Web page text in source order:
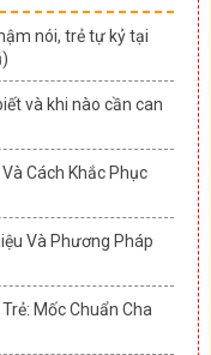
nói, trẻ tự kỷ tại
và khi nào cần can
Cách Khắc Phục
Và Phương Pháp
Mốc Chuẩn Cha